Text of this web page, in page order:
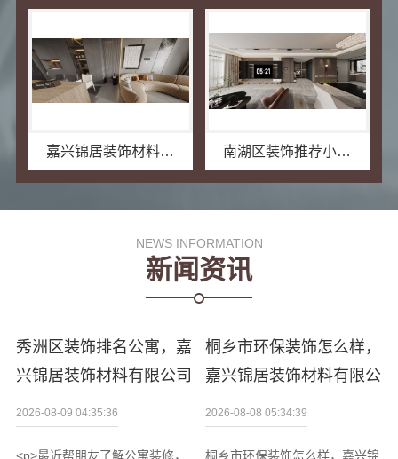
嘉兴锦居装饰材料有限公司：嘉兴高端装饰地址 南湖区装饰推荐小户型，嘉兴锦居装饰材料有限公司有案例
NEWS INFORMATION
新闻资讯
秀洲区装饰排名公寓，嘉
兴锦居装饰材料有限公司
2026-08-09 04:35:36
<p>最近帮朋友了解公寓装修，
桐乡市环保装饰怎么样，
嘉兴锦居装饰材料有限公
2026-08-08 05:34:39
桐乡市环保装饰怎么样，嘉兴锦